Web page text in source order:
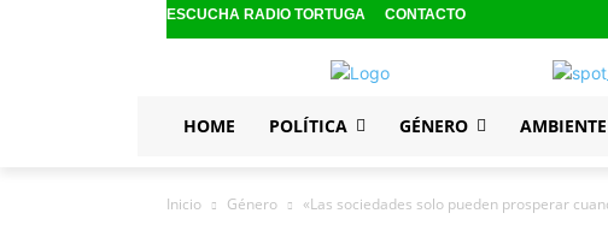
ESCUCHA RADIO TORTUGA CONTACTO
HOME POLÍTICA GÉNERO AMBIENTE
Inicio Género «Las sociedades solo pueden prosperar